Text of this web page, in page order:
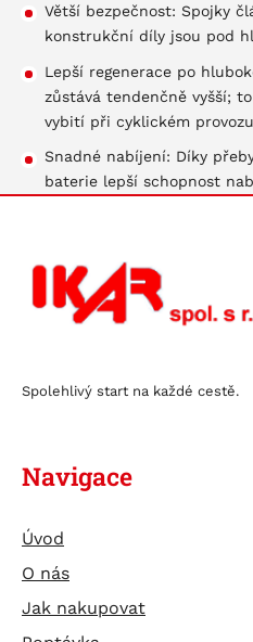
Větší bezpečnost: Spojky
konstrukční díly jsou pod
Lepší regenerace po
zůstává tendenčně vyšší;
vybití při cyklickém
Snadné nabíjení: Díky
baterie lepší schopnost
Spolehlivý start na každé cestě.
Navigace
Úvod
O nás
Jak nakupovat